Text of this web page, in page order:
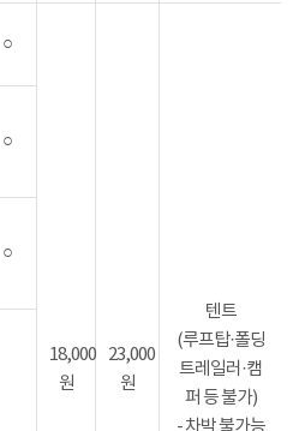
○
18,000
원
23,000
원
텐트
(루프탑·폴딩
트레일러·캠
퍼 등 불가)
- 차박 불가능
○
○